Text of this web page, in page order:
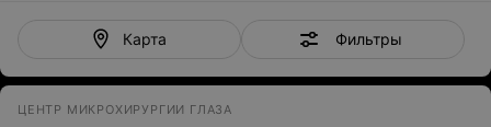
Карта Фильтры
ЦЕНТР МИКРОХИРУРГИИ ГЛАЗА